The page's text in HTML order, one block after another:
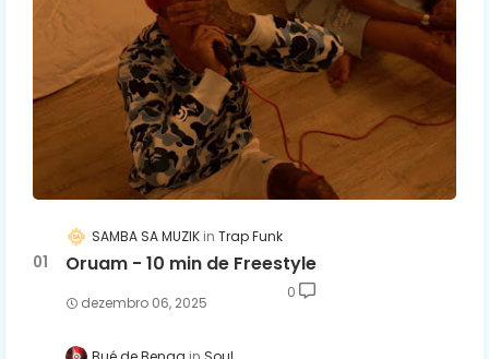
SAMBA SA MUZIK Trap Funk
Oruam - 10 min de Freestyle
dezembro 06, 2025
0